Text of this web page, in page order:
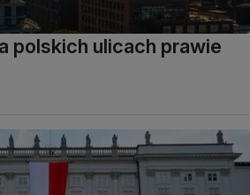
polskich ulicach prawie